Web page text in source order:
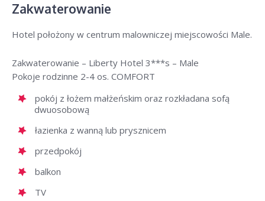
Zakwaterowanie
Hotel położony w centrum malowniczej miejscowości Male.
Zakwaterowanie – Liberty Hotel 3***s – Male
Pokoje rodzinne 2-4 os. COMFORT
pokój z łożem małżeńskim oraz rozkładana sofą
dwuosobową
łazienka z wanną lub prysznicem
przedpokój
balkon
TV